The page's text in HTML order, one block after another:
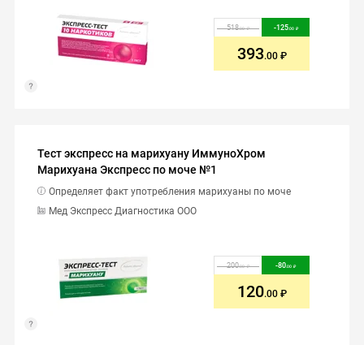
518.00 -125.00
393.00
Тест экспресс на марихуану ИммуноХром
Марихуана Экспресс по моче №1
Мед Экспресс Диагностика ООО
Определяет факт употребления марихуаны по моче
200.00 -80.00
120.00